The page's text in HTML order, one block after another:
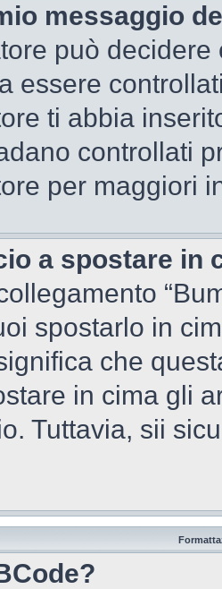
messaggio
può
essere
ti abbia
controllati
per maggiori
a spostare in
spostarlo in
che
in cima gli
Tuttavia, sii